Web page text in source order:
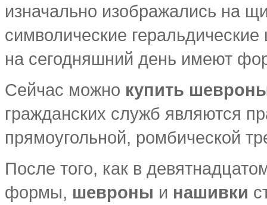
изначально изображались на
символические
на сегодняшний день имеют
Сейчас можно купить
гражданских служб являются
прямоугольной, ромбической
После того, как в
формы, шевроны и нашивки